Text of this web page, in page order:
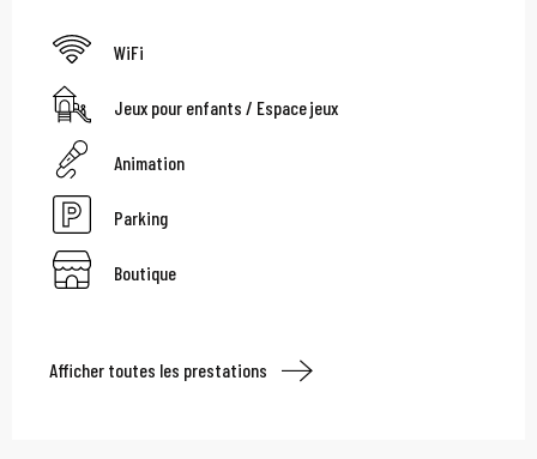
WiFi
Jeux pour enfants / Espace jeux
Animation
Parking
Boutique
Afficher toutes les prestations